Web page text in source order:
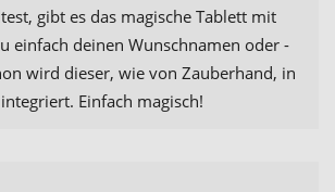
gibt es das magische Tablett mit
einfach deinen Wunschnamen oder -
wird dieser, wie von Zauberhand, in
Einfach magisch!